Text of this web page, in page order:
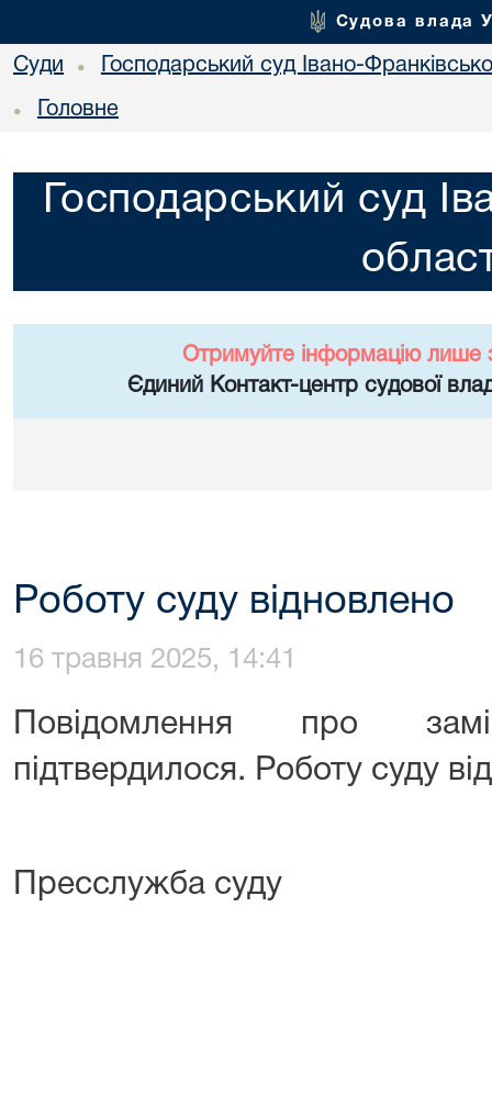
Судова влада
Суди • Господарський суд Івано-
• Головне
Господарський суд
Отримуйте інформацію лише
Єдиний Контакт-центр судової
Роботу суду відновлено
16 травня 2025, 14:41
Повідомлення про
підтвердилося. Роботу суду
Пресслужба суду